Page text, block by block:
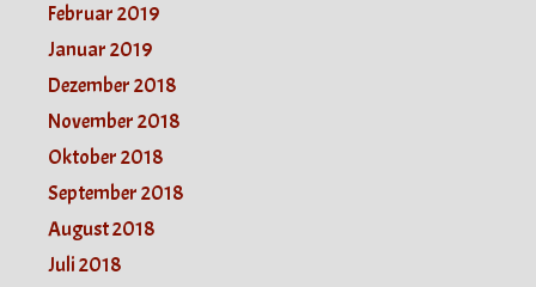
Februar 2019
Januar 2019
Dezember 2018
November 2018
Oktober 2018
September 2018
August 2018
Juli 2018